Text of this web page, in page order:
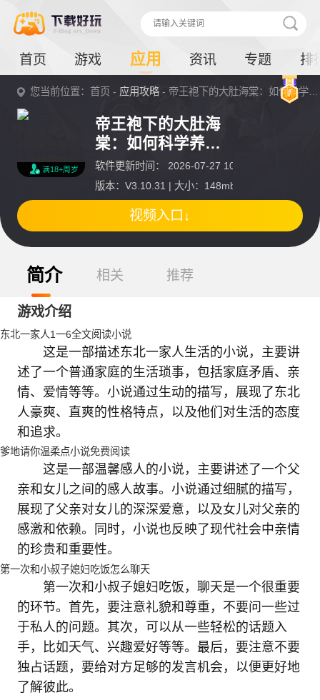
首页 游戏 应用 资讯 专题 排
您当前位置：首页 - 应用攻略 - 帝王袍下的大肚海棠：如何科学养殖这一珍稀植物？详情
满18+周岁
帝王袍下的大肚海
棠：如何科学养殖
这一珍稀植物？
软件更新时间： 2026-07-27 10:07:48
版本：V3.10.31 | 大小：148mb
视频入口↓
简介 相关 推荐
游戏介绍
东北一家人1一6全文阅读小说
这是一部描述东北一家人生活的小说，主要讲
述了一个普通家庭的生活琐事，包括家庭矛盾、亲
情、爱情等等。小说通过生动的描写，展现了东北
人豪爽、直爽的性格特点，以及他们对生活的态度
和追求。
爹地请你温柔点小说免费阅读
这是一部温馨感人的小说，主要讲述了一个父
亲和女儿之间的感人故事。小说通过细腻的描写，
展现了父亲对女儿的深深爱意，以及女儿对父亲的
感激和依赖。同时，小说也反映了现代社会中亲情
的珍贵和重要性。
第一次和小叔子媳妇吃饭怎么聊天
第一次和小叔子媳妇吃饭，聊天是一个很重要
的环节。首先，要注意礼貌和尊重，不要问一些过
于私人的问题。其次，可以从一些轻松的话题入
手，比如天气、兴趣爱好等等。最后，要注意不要
独占话题，要给对方足够的发言机会，以便更好地
了解彼此。